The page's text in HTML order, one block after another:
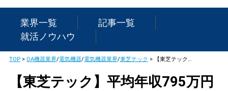
業界一覧
記事一覧
就活ノウハウ
TOP> OA機器業界/電気機器/電気機器業界/東芝テック > 【東芝テック】平均年収795万円｜年収推移・業界・年代・役職別など徹底解説！
【東芝テック】平均年収795万円